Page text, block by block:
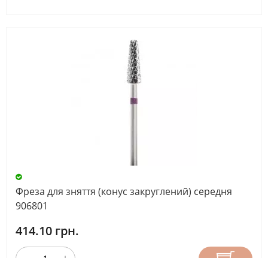
Фреза для зняття (конус закруглений) середня
906801
414.10 грн.